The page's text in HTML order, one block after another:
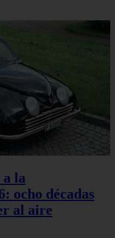
a la
ocho décadas
al aire